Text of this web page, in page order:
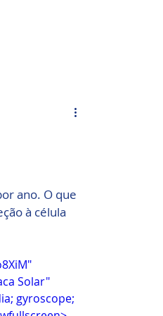
ano. O que
à célula
Solar"
gyroscope;